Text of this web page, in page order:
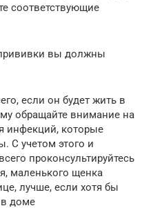
соответствующие
вы должны
если он будет жить в
обращайте внимание на
инфекций, которые
С учетом этого и
проконсультируйтесь
маленького щенка
лучше, если хотя бы
в доме